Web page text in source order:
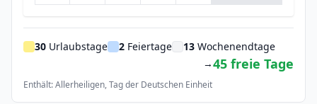
30 Urlaubstage 2 Feiertage 13 Wochenendtage
→45 freie Tage
Enthält: Allerheiligen, Tag der Deutschen Einheit